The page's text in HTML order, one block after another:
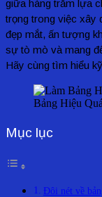
giữa hàng trăm lựa
trọng trong việc xây
đẹp mắt, ấn tượng
sự tò mò và mang
Hãy cùng tìm hiểu
Bảng Hiệu
Mục lục
Đôi nét về